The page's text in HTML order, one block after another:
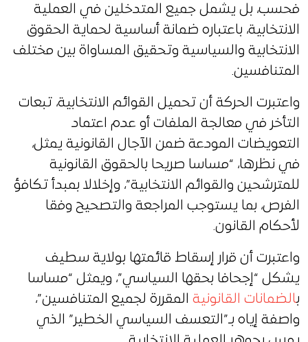
فحسب، بل يشمل جميع المتدخلين في العملية
الانتخابية، باعتباره ضمانة أساسية لحماية الحقوق
الانتخابية والسياسية وتحقيق المساواة بين مختلف
المتنافسين.
واعتبرت الحركة أن تحميل القوائم الانتخابية، تبعات
التأخر في معالجة الملفات أو عدم اعتماد
التعويضات المودعة ضمن الآجال القانونية يمثل،
في نظرها، “مساسا صريحا بالحقوق القانونية
للمترشحين والقوائم الانتخابية”، وإخلالا بمبدأ تكافؤ
الفرص، بما يستوجب المراجعة والتصحيح وفقا
لأحكام القانون.
واعتبرت أن قرار إسقاط قائمتها بولاية سطيف
يشكل “إجحافا بحقها السياسي”، ويمثل “مساسا
بالضمانات القانونية المقررة لجميع المتنافسين”،
واصفة إياه بـ”التعسف السياسي الخطير” الذي